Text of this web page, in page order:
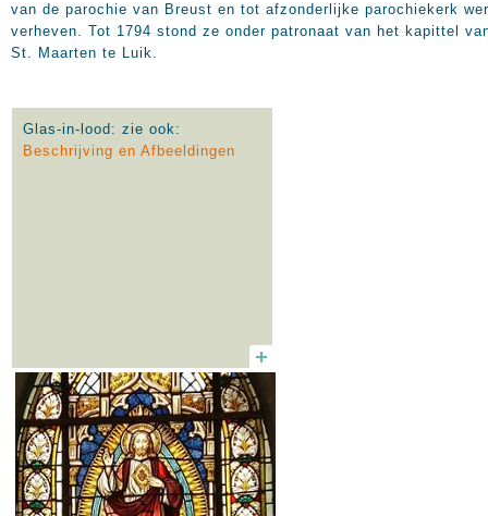
van de parochie van Breust en tot afzonderlijke parochiekerk
verheven. Tot 1794 stond ze onder patronaat van het kapittel
St. Maarten te Luik.
Glas-in-lood: zie ook:
Beschrijving en Afbeeldingen